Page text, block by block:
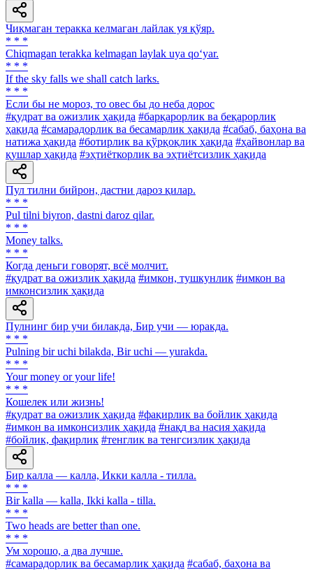
Чиқмаган теракка келмаган лайлак уя қўяр.
* * *
Chiqmagan terakka kelmagan laylak uya qo‘yar.
* * *
If the sky falls we shall catch larks.
* * *
Если бы не мороз, то овес бы до неба дорос
#қудрат ва ожизлик ҳақида #барқарорлик ва беқарорлик
ҳақида #самарадорлик ва бесамарлик ҳақида #сабаб, баҳона ва
натижа ҳақида #ботирлик ва қўрқоқлик ҳақида #ҳайвонлар ва
қушлар ҳақида #эҳтиёткорлик ва эҳтиётсизлик ҳақида
Пул тилни бийрон, дастни дароз қилар.
* * *
Pul tilni biyron, dastni daroz qilar.
* * *
Money talks.
* * *
Когда деньги говорят, всё молчит.
#қудрат ва ожизлик ҳақида #имкон, тушкунлик #имкон ва
имконсизлик ҳақида
Пулнинг бир учи билакда, Бир учи — юракда.
* * *
Pulning bir uchi bilakda, Bir uchi — yurakda.
* * *
Your money or your life!
* * *
Кошелек или жизнь!
#қудрат ва ожизлик ҳақида #фақирлик ва бойлик ҳақида
#имкон ва имконсизлик ҳақида #нақд ва насия ҳақида
#бойлик, фақирлик #тенглик ва тенгсизлик ҳақида
Бир калла — калла, Икки калла - тилла.
* * *
Bir kalla — kalla, Ikki kalla - tilla.
* * *
Two heads are better than one.
* * *
Ум хорошо, а два лучше.
#самарадорлик ва бесамарлик ҳақида #сабаб, баҳона ва